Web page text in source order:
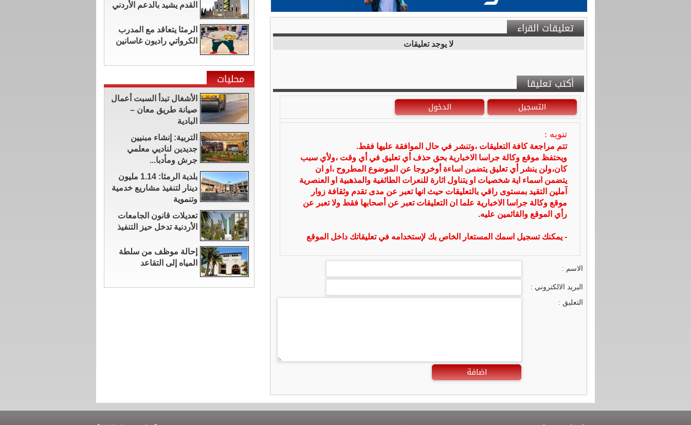
تعليقات القراء
لا يوجد تعليقات
أكتب تعليقا
التسجيل الدخول
تنويه :
تتم مراجعة كافة التعليقات ،وتنشر في حال الموافقة عليها فقط.
ويحتفظ موقع وكالة جراسا الاخبارية بحق حذف أي تعليق في أي وقت ،ولأي سبب
كان،ولن ينشر أي تعليق يتضمن اساءة أوخروجا عن الموضوع المطروح ،او ان
يتضمن اسماء اية شخصيات او يتناول اثارة للنعرات الطائفية والمذهبية او العنصرية
آملين التقيد بمستوى راقي بالتعليقات حيث انها تعبر عن مدى تقدم وثقافة زوار
موقع وكالة جراسا الاخبارية علما ان التعليقات تعبر عن أصحابها فقط ولا تعبر عن
رأي الموقع والقائمين عليه.
- يمكنك تسجيل اسمك المستعار الخاص بك لإستخدامه في تعليقاتك داخل الموقع
الاسم :
البريد الالكتروني :
التعليق :
اضافة
القدم يشيد بالدعم الأردني
الرمثا يتعاقد مع المدرب
الكرواتي راديون غاسانين
محليات
الأشغال تبدأ السبت أعمال
صيانة طريق معان –
البادية
التربية: إنشاء مبنيين
جديدين لناديي معلمي
جرش ومأدبا...
بلدية الرمثا: 1.14 مليون
دينار لتنفيذ مشاريع خدمية
وتنموية
تعديلات قانون الجامعات
الأردنية تدخل حيز التنفيذ
إحالة موظف من سلطة
المياه إلى التقاعد